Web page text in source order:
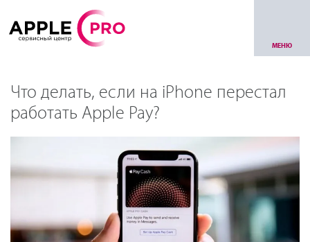
МЕНЮ
Что делать, если на iPhone перестал
работать Apple Pay?